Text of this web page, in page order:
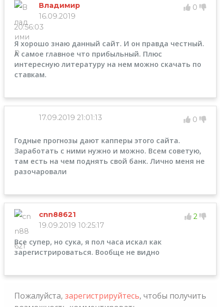
Владимир
16.09.2019
20:56:03
0
Я хорошо знаю данный сайт. И он правда честный.
А самое главное что прибыльный. Плюс
интересную литературу на нем можно скачать по
ставкам.
17.09.2019 21:01:13 0
Годные прогнозы дают капперы этого сайта.
Заработать с ними нужно и можно. Всем советую,
там есть на чем поднять свой банк. Лично меня не
разочаровали
cnn88621
19.09.2019 10:25:17
2
Все супер, но сука, я пол часа искал как
зарегистрироваться. Вообще не видно
Пожалуйста, зарегистрируйтесь, чтобы получить